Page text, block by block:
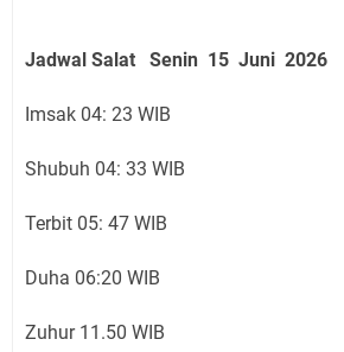
Jadwal Salat Senin 15 Juni 2026
Imsak 04: 23 WIB
Shubuh 04: 33 WIB
Terbit 05: 47 WIB
Duha 06:20 WIB
Zuhur 11.50 WIB